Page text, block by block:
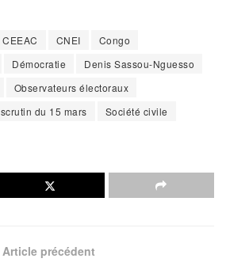
CEEAC CNEI
Congo
Démocratie
Denis Sassou-Nguesso
Observateurs électoraux
scrutin du 15 mars
Société civile
Article précédent